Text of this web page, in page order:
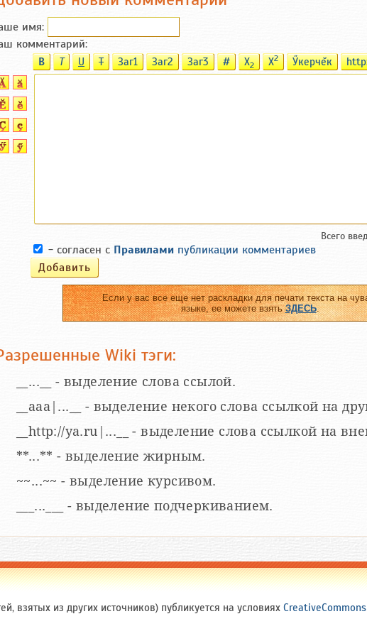
имя:
комментарий:
B T U T Заг1 Заг2 Заг3 # X2 X2 Ӳкерчĕк
Всего
- согласен с Правилами публикации комментариев
Если у вас все еще нет раскладки для печати текста на
языке, ее можете взятьЗДЕСЬ.
Wiki тэги:
__...__ - выделение слова ссылой.
__aaa|...__ - выделение некого слова ссылкой на
__http://ya.ru|...__ - выделение слова ссылкой на
**...** - выделение жирным.
~~...~~ - выделение курсивом.
___...___ - выделение подчеркиванием.
взятых из других источников) публикуется на условиях